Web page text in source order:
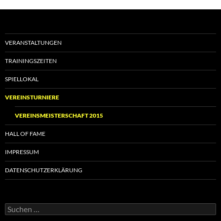
VERANSTALTUNGEN
TRAININGSZEITEN
SPIELLOKAL
VEREINSTURNIERE
VEREINSMEISTERSCHAFT 2015
HALL OF FAME
IMPRESSUM
DATENSCHUTZERKLÄRUNG
Suchen
nach: